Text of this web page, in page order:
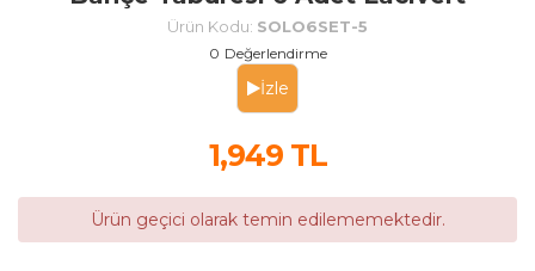
Ürün Kodu: SOLO6SET-5
0 Değerlendirme
İzle
1,949TL
Ürün geçici olarak temin edilememektedir.